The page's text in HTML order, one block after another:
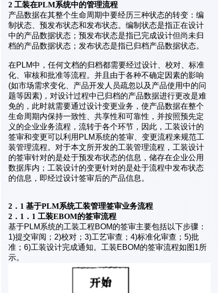
2 工装在PLM系统中的管理流程
产品数据在其整个生命周期中要经历三种状态的转变：编
制状态、预发布状态和发布状态。编制状态是指正在设计
中的产品数据状态；预发布状态是指已完成设计但尚未归
档的产品数据状态；发布状态是指已归档产品数据状态。
在PLM中，任何文档的归档都需要经过设计、校对、标准
化、审核和批准等流程。并且由于各种不确定因素的影响
(如市场需求变化、产品开发人员疏忽以及产品使用中的问
题等因素)，对设计过程中已归档的产品数据进行更改是难
免的，此时就需要通过设计变更业务，使产品数据在整个
生命周期内保持一致性、共享性和可靠性，并按照预先定
义的企业业务流程，流转于各个环节，因此，工装设计的
签审和变更可以利用PLM系统的签审、变更流程来规范工
装管理流程。对于本文所开发的工装管理流程，工装设计
的签审针对的是处于预发布状态的信息，储存在企业公用
数据库内；工装设计的变更针对的是处于流程中发布状态
的信息，即经过设计签审后的产品信息。
2 ．1 基于PLM系统工装管理签审业务流程
2 ．1 ．1 工装EBOM的签审流程
基于PLM系统的工装工程BOM的签审主要包括以下步骤：
1)提交审阅；2)校对；3)工艺审查；4)标准化审查；5)批
准；6)工装设计完成通知。工装EBOM的签审流程如图1所
示。